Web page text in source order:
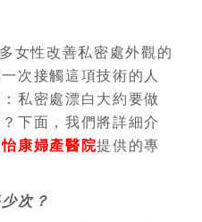
女性改善私密處外觀的
次接觸這項技術的人
私密處漂白大約要做
下面，我們將詳細介
康婦產醫院提供的專
次？